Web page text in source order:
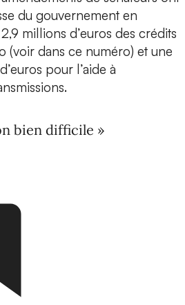
du gouvernement en
millions d’euros des crédits
(voir dans ce numéro) et une
pour l’aide à
bien difficile »